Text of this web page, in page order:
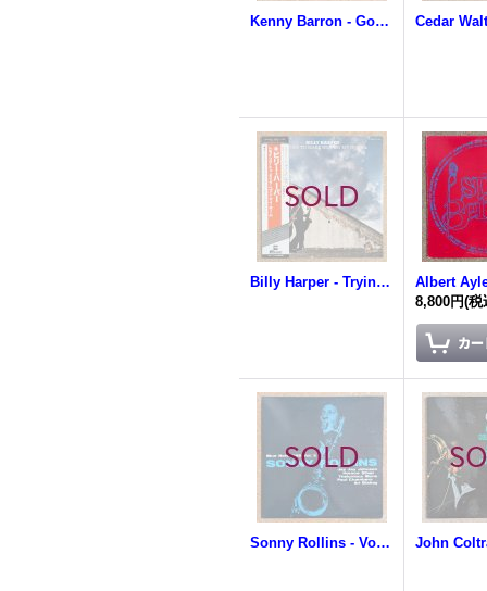
Kenny Barron - Golden Lotus
Billy Harper - Trying To Make Heaven My Home
Albert
8,800円(税
Sonny Rollins - Volume 2